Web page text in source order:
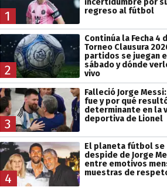
1
regreso al fútbol
2
Continúa la Fecha 4
Torneo Clausura
partidos se juegan
sábado y dónde
vivo
3
Falleció Jorge
fue y por qué
determinante en la
deportiva de Lionel
4
El planeta fútbol se
despide de Jorge
entre emotivos
muestras de